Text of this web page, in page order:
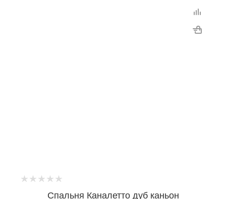
Спальня Каналетто дуб каньон